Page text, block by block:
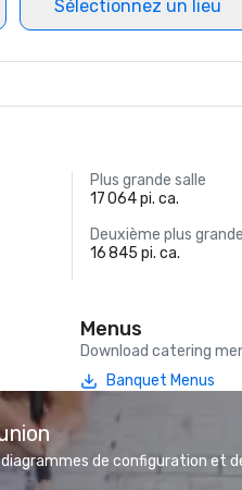
Sélectionnez un lieu
Plus grande salle
17 064 pi. ca.
Deuxième plus
16 845 pi. ca.
Menus
Download catering
Banquet Menus
de configuration et